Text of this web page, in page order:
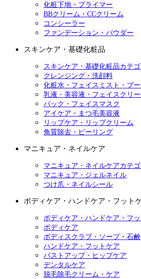
化粧下地・プライマー
BBクリーム・CCクリーム
コンシーラー
ファンデーション・パウダー
スキンケア・基礎化粧品
スキンケア・基礎化粧品カテ
クレンジング・洗顔料
化粧水・フェイスミスト・ブ
乳液・美容液・フェイスクリ
パック・フェイスマスク
アイケア・まつ毛美容液
リップケア・リップクリーム
角質除去・ピーリング
マニキュア・ネイルケア
マニキュア・ネイルケアカテ
マニキュア・ジェルネイル
つけ爪・ネイルシール
ボディケア・ハンドケア・フット
ボディケア・ハンドケア・フ
ボディケア
ボディスクラブ・ソープ・石鹸
ハンドケア・フットケア
バストアップ・ヒップケア
デンタルケア
脱毛除毛クリーム・ケア